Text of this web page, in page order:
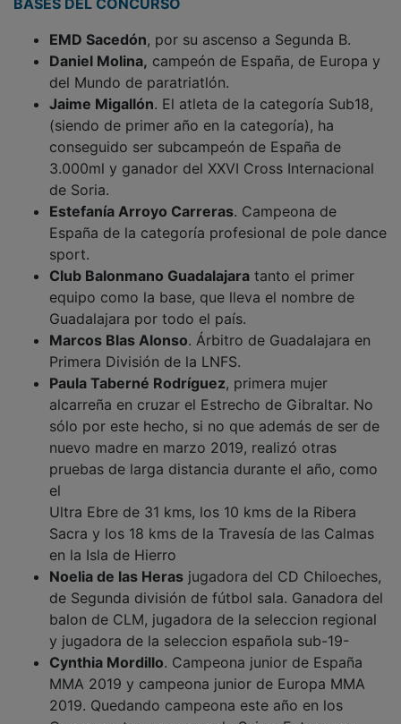
Daniel Molina,campeón de España, de Europa y
del Mundo de paratriatlón.
Jaime Migallón. El atleta de la categoría Sub18,
(siendo de primer año en la categoría), ha
conseguido ser subcampeón de España de
3.000ml y ganador del XXVI Cross Internacional
de Soria.
Estefanía Arroyo Carreras
España de la categoría profesional de pole dance
sport.
Club Balonmano Guadalajara
equipo como la base, que lleva el nombre de
Guadalajara por todo el país.
Marcos Blas Alonso. Árbitro de Guadalajara en
Primera División de la LNFS.
Paula Taberné Rodríguez , primera mujer
alcarreña en cruzar el Estrecho de Gibraltar. No
sólo por este hecho, si no que además de ser de
nuevo madre en marzo 2019, realizó otras
pruebas de larga distancia durante el año, como
el
Ultra Ebre de 31 kms, los 10 kms de la Ribera
Sacra y los 18 kms de la Travesía de las Calmas
en la Isla de Hierro
Noelia de las Heras
de Segunda división de fútbol sala. Ganadora del
balon de CLM, jugadora de la seleccion regional
y jugadora de la seleccion española sub-19-
Cynthia Mordillo . Campeona junior de España
MMA 2019 y campeona junior de Europa MMA
2019. Quedando campeona este año en los
Campeonatos europeos de Suiza. Entrena en